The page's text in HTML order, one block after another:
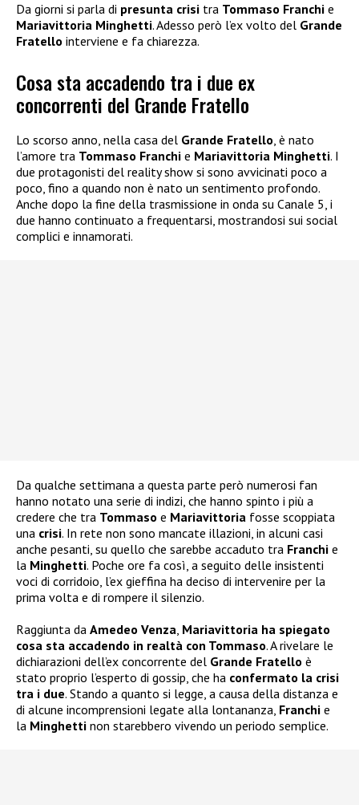
Da giorni si parla di presunta crisi tra Tommaso Franchi e
Mariavittoria Minghetti. Adesso però l’ex volto del Grande
Fratello interviene e fa chiarezza.
Cosa sta accadendo tra i due ex
concorrenti del Grande Fratello
Lo scorso anno, nella casa del Grande Fratello , è nato
l’amore tra Tommaso Franchi e Mariavittoria Minghetti. I
due protagonisti del reality show si sono avvicinati poco a
poco, fino a quando non è nato un sentimento profondo.
Anche dopo la fine della trasmissione in onda su Canale 5, i
due hanno continuato a frequentarsi, mostrandosi sui social
complici e innamorati.
Da qualche settimana a questa parte però numerosi fan
hanno notato una serie di indizi, che hanno spinto i più a
credere che tra Tommaso e Mariavittoria fosse scoppiata
una crisi. In rete non sono mancate illazioni, in alcuni casi
anche pesanti, su quello che sarebbe accaduto tra Franchi e
la Minghetti. Poche ore fa così, a seguito delle insistenti
voci di corridoio, l’ex gieffina ha deciso di intervenire per la
prima volta e di rompere il silenzio.
Raggiunta da Amedeo Venza Mariavittoria ha spiegato
cosa sta accadendo in realtà con Tommaso. A rivelare le
dichiarazioni dell’ex concorrente del Grande Fratello è
stato proprio l’esperto di gossip, che ha confermato la crisi
tra i due. Stando a quanto si legge, a causa della distanza e
di alcune incomprensioni legate alla lontananza, Franchi e
la Minghetti non starebbero vivendo un periodo semplice.